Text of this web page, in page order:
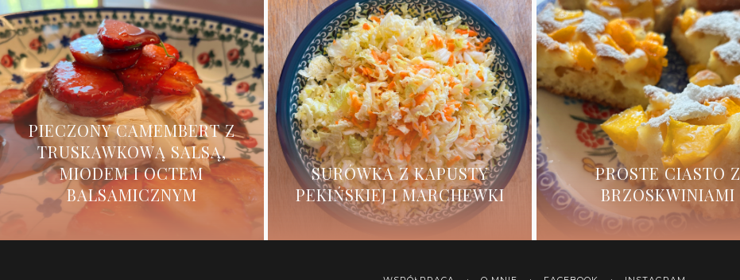
PIECZONY CAMEMBERT Z
TRUSKAWKOWĄ SALSĄ,
MIODEM I OCTEM
BALSAMICZNYM
SURÓWKA Z KAPUSTY
PEKIŃSKIEJ I MARCHEWKI
PROSTE CIASTO Z
BRZOSKWINIAMI